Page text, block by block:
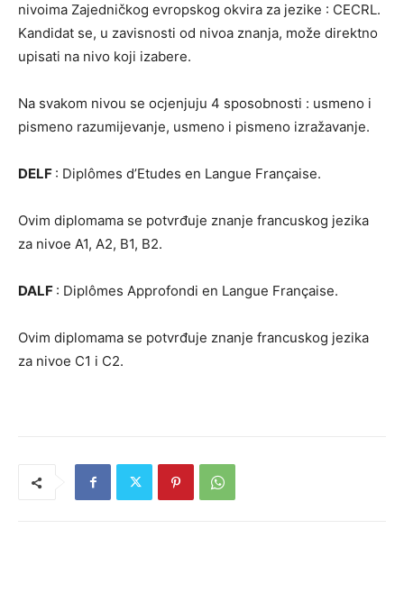
nivoima Zajedničkog evropskog okvira za jezike : CECRL.
Kandidat se, u zavisnosti od nivoa znanja, može direktno
upisati na nivo koji izabere.
Na svakom nivou se ocjenjuju 4 sposobnosti : usmeno i
pismeno razumijevanje, usmeno i pismeno izražavanje.
DELF : Diplômes d’Etudes en Langue Française.
Ovim diplomama se potvrđuje znanje francuskog jezika
za nivoe A1, A2, B1, B2.
DALF : Diplômes Approfondi en Langue Française.
Ovim diplomama se potvrđuje znanje francuskog jezika
za nivoe C1 i C2.